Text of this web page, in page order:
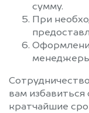
сумму.
При
вам
кратчайшие